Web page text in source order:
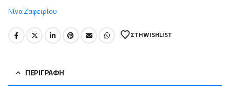
Νίνα Ζαφειρίου
ΣΤΗ WISHLIST
ΠΕΡΙΓΡΑΦΉ